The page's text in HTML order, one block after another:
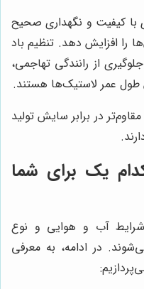
با کیفیت و نگهداری صحیح
را افزایش دهد. تنظیم باد
از رانندگی تهاجمی،
طول عمر لاستیک‌ها هستند.
در برابر سایش تولید
یک برای شما
شرایط آب و هوایی و نوع
در ادامه، به معرفی